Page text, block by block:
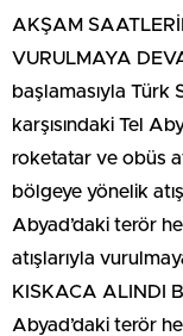
AKŞAM
VURULMAYA
başlamasıyla Türk
karşısındaki Tel
roketatar ve obüs
bölgeye yönelik
Abyad’daki terör
atışlarıyla
KISKACA ALINDI
Abyad’daki terör